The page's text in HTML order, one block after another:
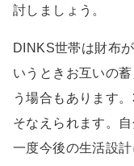
討しましょう。
DINKS世帯は財布
いうときお互いの
う場合もあります
そなえられます。
一度今後の生活設